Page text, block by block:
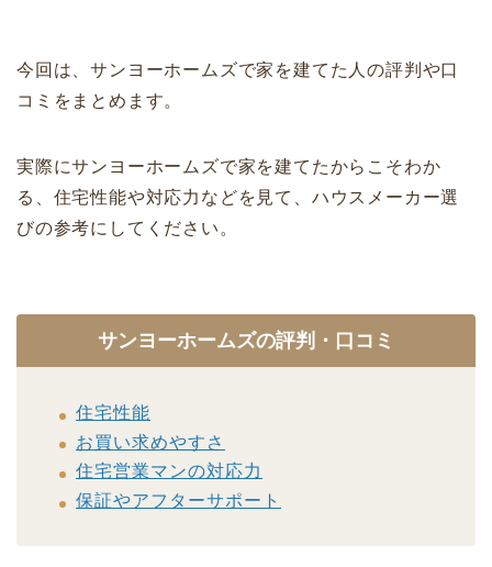
今回は、サンヨーホームズで家を建てた人の評判や口
コミをまとめます。
実際にサンヨーホームズで家を建てたからこそわか
る、住宅性能や対応力などを見て、ハウスメーカー選
びの参考にしてください。
サンヨーホームズの評判・口コミ
住宅性能
お買い求めやすさ
住宅営業マンの対応力
保証やアフターサポート